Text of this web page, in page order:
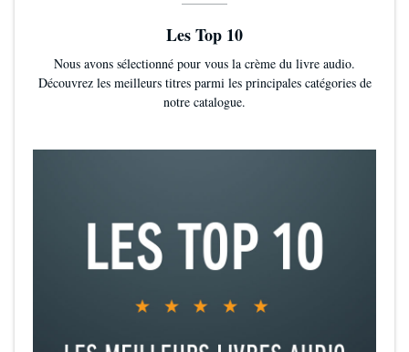
Les Top 10
Nous avons sélectionné pour vous la crème du livre audio.
Découvrez les meilleurs titres parmi les principales catégories de
notre catalogue.